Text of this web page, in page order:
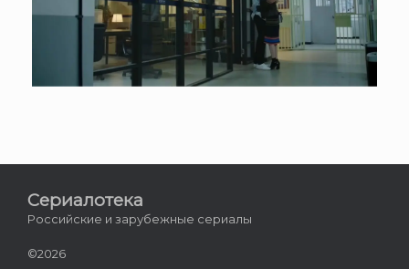
Сериалотека
Российские и зарубежные сериалы
©2026